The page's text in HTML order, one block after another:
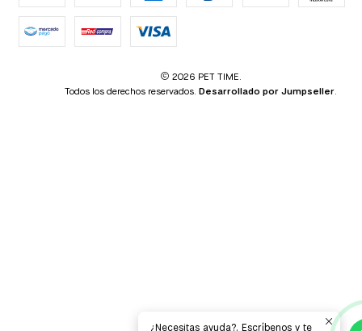
2026 PET TIME.
Todos los derechos reservados. Desarrollado por Jumpseller.
¿Necesitas ayuda?. Escríbenos y te